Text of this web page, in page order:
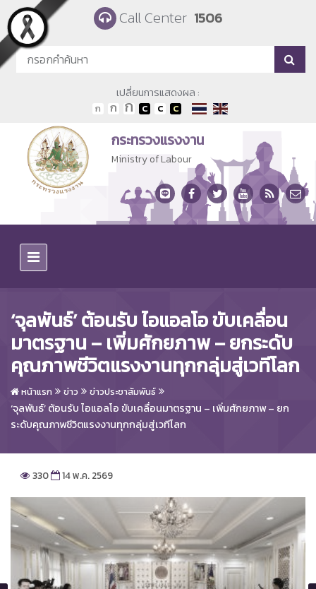
Skip to main content Call Center 1506
เปลี่ยนการแสดงผล :
กระทรวงแรงงาน
Ministry of Labour
‘จุลพันธ์’ ต้อนรับ ไอแอลโอ ขับเคลื่อน
มาตรฐาน – เพิ่มศักยภาพ – ยกระดับ
คุณภาพชีวิตแรงงานทุกกลุ่มสู่เวทีโลก
หน้าแรก ข่าว ข่าวประชาสัมพันธ์
‘จุลพันธ์’ ต้อนรับ ไอแอลโอ ขับเคลื่อนมาตรฐาน – เพิ่มศักยภาพ – ยก
ระดับคุณภาพชีวิตแรงงานทุกกลุ่มสู่เวทีโลก
330 14 พ.ค. 2569